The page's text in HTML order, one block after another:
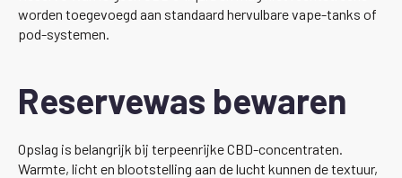
worden toegevoegd aan standaard hervulbare vape-tanks of
pod-systemen.
Reservewas bewaren
Opslag is belangrijk bij terpeenrijke CBD-concentraten.
Warmte, licht en blootstelling aan de lucht kunnen de textuur,